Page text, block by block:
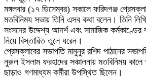
মঙ্গলবার (১৭ ডিসেম্বর) সকালে ফরিদগঞ্জ
মতবিনিময সভায় তিনি এসব কথা বলেন। তিনি
সংসদের উদ্দেশ্য আদর্শ এবং সামাজিক কর্মকাণ্ডের
নিয়ে বিস্তারিত তুলে ধরেন।
প্রেসক্লাবের সভাপতি মামুনুর রশিদ পাঠানের
নুরুল ইসলাম ফরহাদের সঞ্চালনায় মতবিনিময় কালে
ছাড়াও গণমাধ্যম কর্মীরা উপস্থিত ছিলেন।